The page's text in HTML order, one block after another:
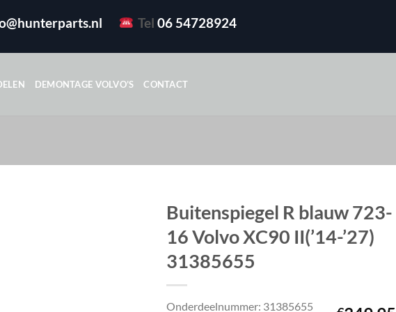
Tel 06 54728924
DEMONTAGE VOLVO’S CONTACT
Buitenspiegel R blauw 723-
16 Volvo XC90 II(’14-’27)
31385655
Onderdeelnummer: 31385655